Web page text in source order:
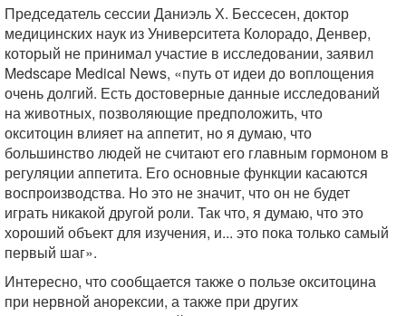
Председатель сессии Даниэль Х. Бессесен, доктор
медицинских наук из Университета Колорадо, Денвер,
который не принимал участие в исследовании, заявил
Medscape Medical News, «путь от идеи до воплощения
очень долгий. Есть достоверные данные исследований
на животных, позволяющие предположить, что
окситоцин влияет на аппетит, но я думаю, что
большинство людей не считают его главным гормоном в
регуляции аппетита. Его основные функции касаются
воспроизводства. Но это не значит, что он не будет
играть никакой другой роли. Так что, я думаю, что это
хороший объект для изучения, и... это пока только самый
первый шаг».
Интересно, что сообщается также о пользе окситоцина
при нервной анорексии, а также при других